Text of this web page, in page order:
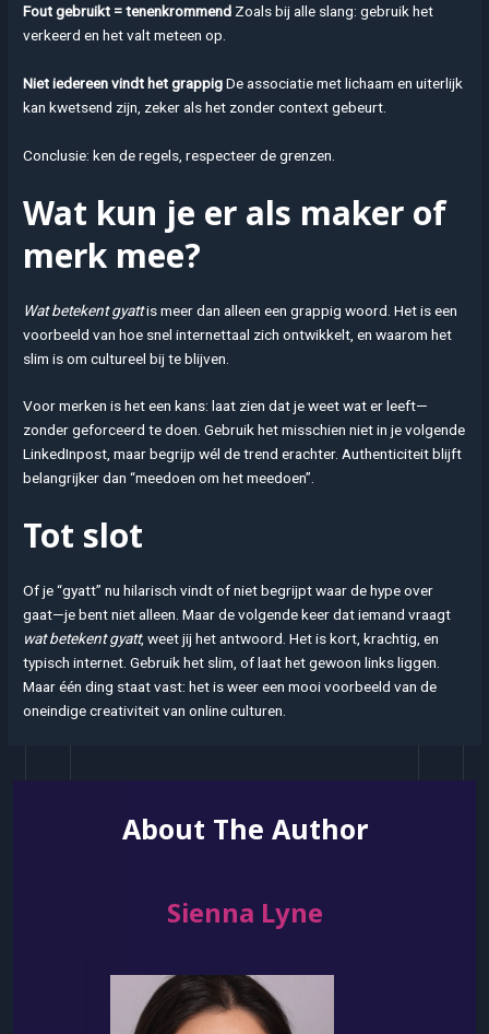
Fout gebruikt = tenenkrommend Zoals bij alle slang: gebruik het
verkeerd en het valt meteen op.
Niet iedereen vindt het grappigDe associatie met lichaam en uiterlijk
kan kwetsend zijn, zeker als het zonder context gebeurt.
Conclusie: ken de regels, respecteer de grenzen.
Wat kun je er als maker of
merk mee?
Wat betekent gyattis meer dan alleen een grappig woord. Het is een
voorbeeld van hoe snel internettaal zich ontwikkelt, en waarom het
slim is om cultureel bij te blijven.
Voor merken is het een kans: laat zien dat je weet wat er leeft—
zonder geforceerd te doen. Gebruik het misschien niet in je volgende
LinkedInpost, maar begrijp wél de trend erachter. Authenticiteit blijft
belangrijker dan “meedoen om het meedoen”.
Tot slot
Of je “gyatt” nu hilarisch vindt of niet begrijpt waar de hype over
gaat—je bent niet alleen. Maar de volgende keer dat iemand vraagt
wat betekent gyatt, weet jij het antwoord. Het is kort, krachtig, en
typisch internet. Gebruik het slim, of laat het gewoon links liggen.
Maar één ding staat vast: het is weer een mooi voorbeeld van de
oneindige creativiteit van online culturen.
About The Author
Sienna Lyne